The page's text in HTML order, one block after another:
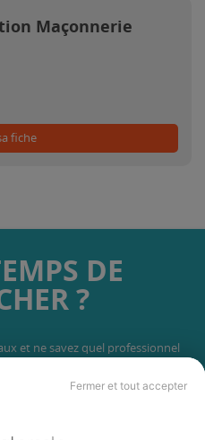
Fermer et tout accepter
Maçonnerie
fiche
DE
?
et ne savez quel professionnel
en France.